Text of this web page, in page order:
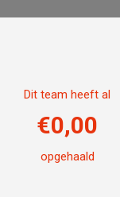
Dit team heeft al
€0,00
opgehaald